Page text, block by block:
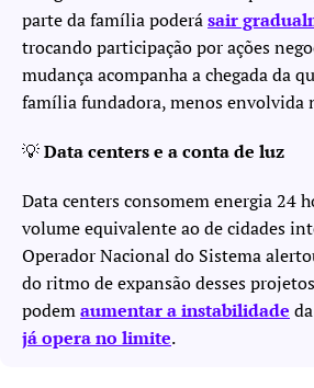
parte da família poderá sair
trocando participação por ações
mudança acompanha a chegada da
família fundadora, menos envolvida
💡 Data centers e a conta de luz
Data centers consomem energia 24
volume equivalente ao de cidades
Operador Nacional do Sistema
do ritmo de expansão desses
podem aumentar a instabilidade
já opera no limite.